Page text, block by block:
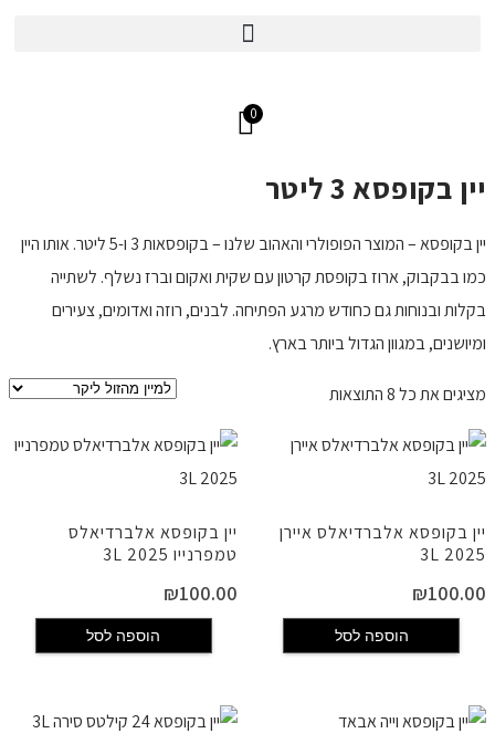
0
יין בקופסא 3 ליטר
יין בקופסא – המוצר הפופולרי והאהוב שלנו – בקופסאות 3 ו-5 ליטר. אותו היין
כמו בבקבוק, ארוז בקופסת קרטון עם שקית ואקום וברז נשלף. לשתייה
בקלות ובנוחות גם כחודש מרגע הפתיחה. לבנים, רוזה ואדומים, צעירים
ומיושנים, במגוון הגדול ביותר בארץ.
מציגים את כל ⁦8⁩ התוצאות
יין בקופסא אלברדיאלס איירן
2025 3L
₪100.00
הוספה לסל
יין בקופסא אלברדיאלס
טמפרנייו 2025 3L
₪100.00
הוספה לסל